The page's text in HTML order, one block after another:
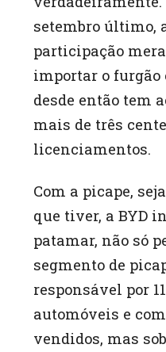
setembro último,
participação
importar o furgão
desde então tem
mais de três
licenciamentos.
Com a picape,
que tiver, a BYD
patamar, não só
segmento de
responsável por
automóveis e
vendidos, mas